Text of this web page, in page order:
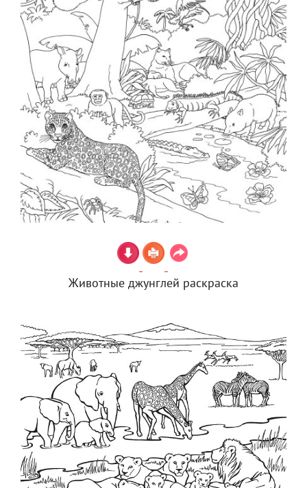
Животные джунглей раскраска